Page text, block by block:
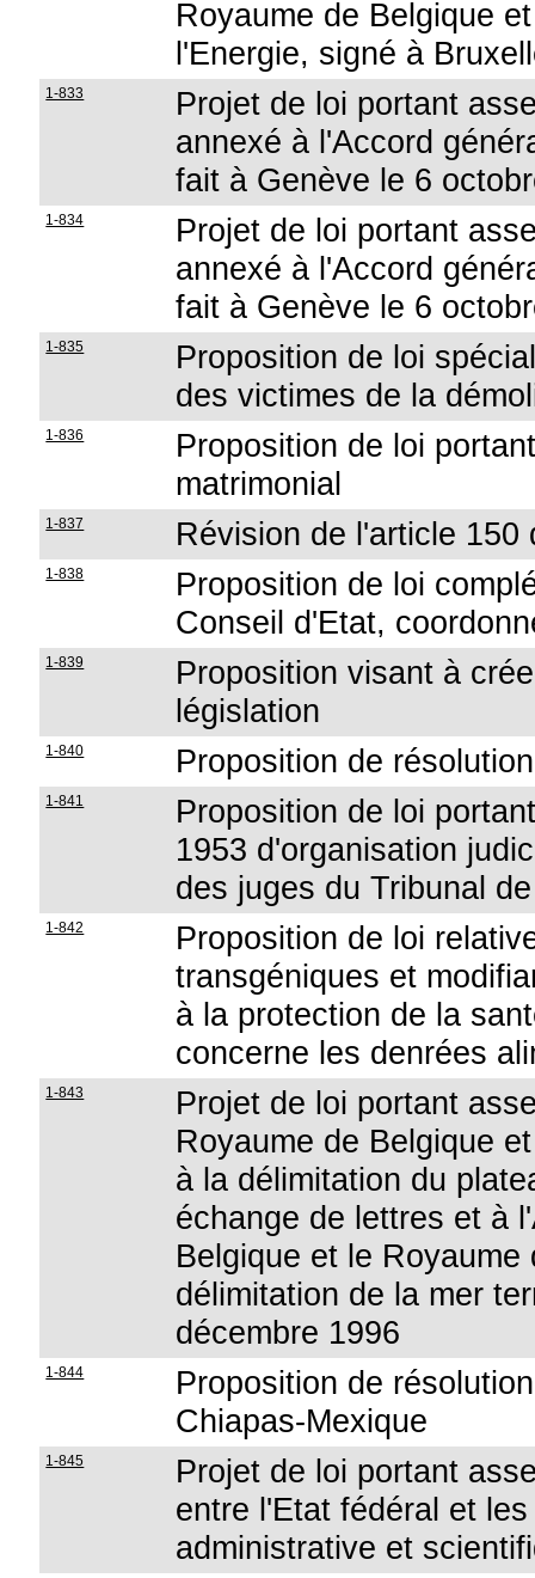
Royaume de Belgique
l'Energie, signé à
1-833
Projet de loi portant
annexé à l'Accord
fait à Genève le 6
1-834
Projet de loi portant
annexé à l'Accord
fait à Genève le 6
1-835
Proposition de loi
des victimes de la
1-836
Proposition de loi
matrimonial
1-837 Révision de l'article 150
1-838
Proposition de loi
Conseil d'Etat,
1-839
Proposition visant à
législation
1-840 Proposition de
1-841
Proposition de loi
1953 d'organisation
des juges du Tribunal
1-842
Proposition de loi
transgéniques et
à la protection de la
concerne les denrées
1-843
Projet de loi portant
Royaume de Belgique
à la délimitation du
échange de lettres et à
Belgique et le
délimitation de la mer
décembre 1996
1-844
Proposition de
Chiapas-Mexique
1-845
Projet de loi portant
entre l'Etat fédéral et
administrative et